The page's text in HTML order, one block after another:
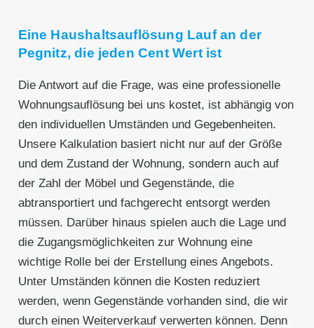
Eine Haushaltsauflösung Lauf an der
Pegnitz, die jeden Cent Wert ist
Die Antwort auf die Frage, was eine professionelle
Wohnungsauflösung bei uns kostet, ist abhängig von
den individuellen Umständen und Gegebenheiten.
Unsere Kalkulation basiert nicht nur auf der Größe
und dem Zustand der Wohnung, sondern auch auf
der Zahl der Möbel und Gegenstände, die
abtransportiert und fachgerecht entsorgt werden
müssen. Darüber hinaus spielen auch die Lage und
die Zugangsmöglichkeiten zur Wohnung eine
wichtige Rolle bei der Erstellung eines Angebots.
Unter Umständen können die Kosten reduziert
werden, wenn Gegenstände vorhanden sind, die wir
durch einen Weiterverkauf verwerten können. Denn